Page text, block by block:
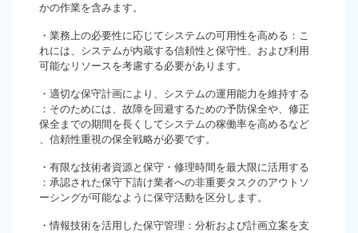
かの作業を含みます。
・業務上の必要性に応じてシステムの可用性を高める：こ
れには、システムが内蔵する信頼性と保守性、および利用
可能なリソースを考慮する必要があります。
・適切な保守計画により、システムの運用能力を維持する
：そのためには、故障を回避するための予防保全や、修正
保全までの期間を長くしてシステムの稼働率を高めるなど
、信頼性重視の保全戦略が必要です。
・有限な技術者資源と保守・修理時間を最大限に活用する
：承認された保守下請け業者への非重要タスクのアウトソ
ーシングが可能なように保守活動を区分します。
・情報技術を活用した保守管理：分析および計画立案を支